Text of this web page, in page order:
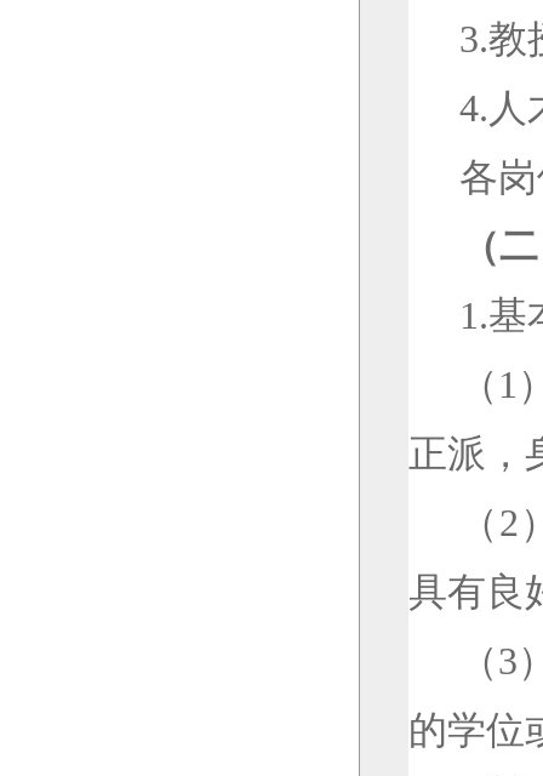
3.教
4. 人
各
（
1.基
（ 1
正派，
（2
具有良
（3
的学位